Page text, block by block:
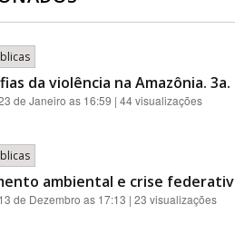
da violência na Amazônia. 3a.
de Janeiro as 16:59 | 44 visualizações
ambiental e crise
13 de Dezembro as 17:13 | 23 visualizações